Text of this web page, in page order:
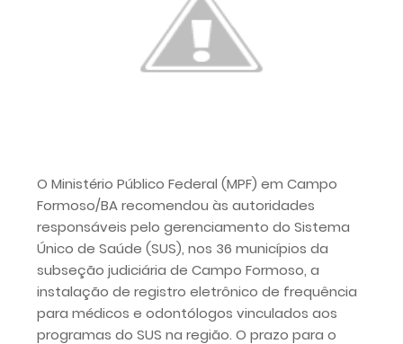
O Ministério Público Federal (MPF) em Campo
Formoso/BA recomendou às autoridades
responsáveis pelo gerenciamento do Sistema
Único de Saúde (SUS), nos 36 municípios da
subseção judiciária de Campo Formoso, a
instalação de registro eletrônico de frequência
para médicos e odontólogos vinculados aos
programas do SUS na região. O prazo para o